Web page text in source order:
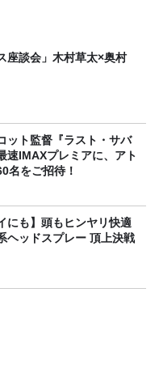
座談会」木村草太×奥村
ット監督『ラスト・サバ
速IMAXプレミアに、アト
名をご招待！
にも】頭もヒンヤリ快適
ヘッドスプレー 頂上決戦